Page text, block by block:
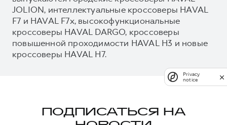
JOLION, интеллектуальные кроссоверы HAVAL
F7 и HAVAL F7x, высокофункциональные
кроссоверы HAVAL DARGO, кроссоверы
повышенной проходимости HAVAL H3 и новые
кроссоверы HAVAL H7.
ПОДПИСАТЬСЯ НА
Privacy
notice